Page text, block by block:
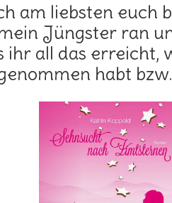
am liebsten euch
Jüngster ran
ihr all das erreicht,
habt